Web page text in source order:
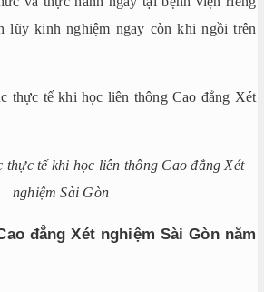
lũy kinh nghiệm ngay còn khi ngồi trên
thực tế khi học liên thông Cao đẳng Xét
nghiệm Sài Gòn
đẳng Xét nghiệm Sài Gòn năm